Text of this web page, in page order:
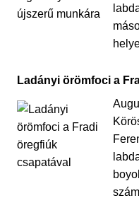
Ladányi örömfoci a